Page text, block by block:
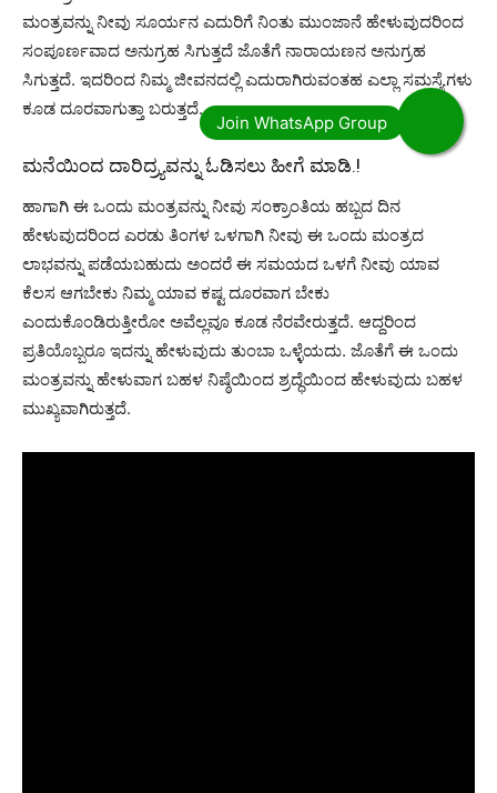
ಮಂತ್ರವನ್ನು ನೀವು ಸೂರ್ಯನ ಎದುರಿಗೆ ನಿಂತು ಮುಂಜಾನೆ ಹೇಳುವುದರಿಂದ
ಸಂಪೂರ್ಣವಾದ ಅನುಗ್ರಹ ಸಿಗುತ್ತದೆ ಜೊತೆಗೆ ನಾರಾಯಣನ ಅನುಗ್ರಹ
ಸಿಗುತ್ತದೆ. ಇದರಿಂದ ನಿಮ್ಮ ಜೀವನದಲ್ಲಿ ಎದುರಾಗಿರುವಂತಹ ಎಲ್ಲಾ ಸಮಸ್ಯೆಗಳು
ಕೂಡ ದೂರವಾಗುತ್ತಾ ಬರುತ್ತದೆ.
ಮನೆಯಿಂದ ದಾರಿದ್ರ್ಯವನ್ನು ಓಡಿಸಲು ಹೀಗೆ ಮಾಡಿ.!
ಹಾಗಾಗಿ ಈ ಒಂದು ಮಂತ್ರವನ್ನು ನೀವು ಸಂಕ್ರಾಂತಿಯ ಹಬ್ಬದ ದಿನ
ಹೇಳುವುದರಿಂದ ಎರಡು ತಿಂಗಳ ಒಳಗಾಗಿ ನೀವು ಈ ಒಂದು ಮಂತ್ರದ
ಲಾಭವನ್ನು ಪಡೆಯಬಹುದು ಅಂದರೆ ಈ ಸಮಯದ ಒಳಗೆ ನೀವು ಯಾವ
ಕೆಲಸ ಆಗಬೇಕು ನಿಮ್ಮ ಯಾವ ಕಷ್ಟ ದೂರವಾಗ ಬೇಕು
ಎಂದುಕೊಂಡಿರುತ್ತೀರೋ ಅವೆಲ್ಲವೂ ಕೂಡ ನೆರವೇರುತ್ತದೆ. ಆದ್ದರಿಂದ
ಪ್ರತಿಯೊಬ್ಬರೂ ಇದನ್ನು ಹೇಳುವುದು ತುಂಬಾ ಒಳ್ಳೆಯದು. ಜೊತೆಗೆ ಈ ಒಂದು
ಮಂತ್ರವನ್ನು ಹೇಳುವಾಗ ಬಹಳ ನಿಷ್ಠೆಯಿಂದ ಶ್ರದ್ಧೆಯಿಂದ ಹೇಳುವುದು ಬಹಳ
ಮುಖ್ಯವಾಗಿರುತ್ತದೆ.